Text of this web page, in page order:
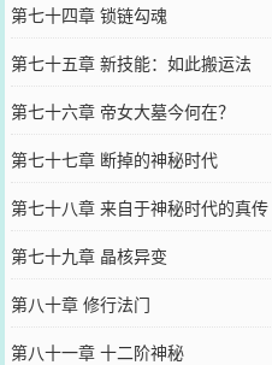
第七十四章 锁链勾魂
第七十五章 新技能：如此搬运法
第七十六章 帝女大墓今何在？
第七十七章 断掉的神秘时代
第七十八章 来自于神秘时代的真传
第七十九章 晶核异变
第八十章 修行法门
第八十一章 十二阶神秘